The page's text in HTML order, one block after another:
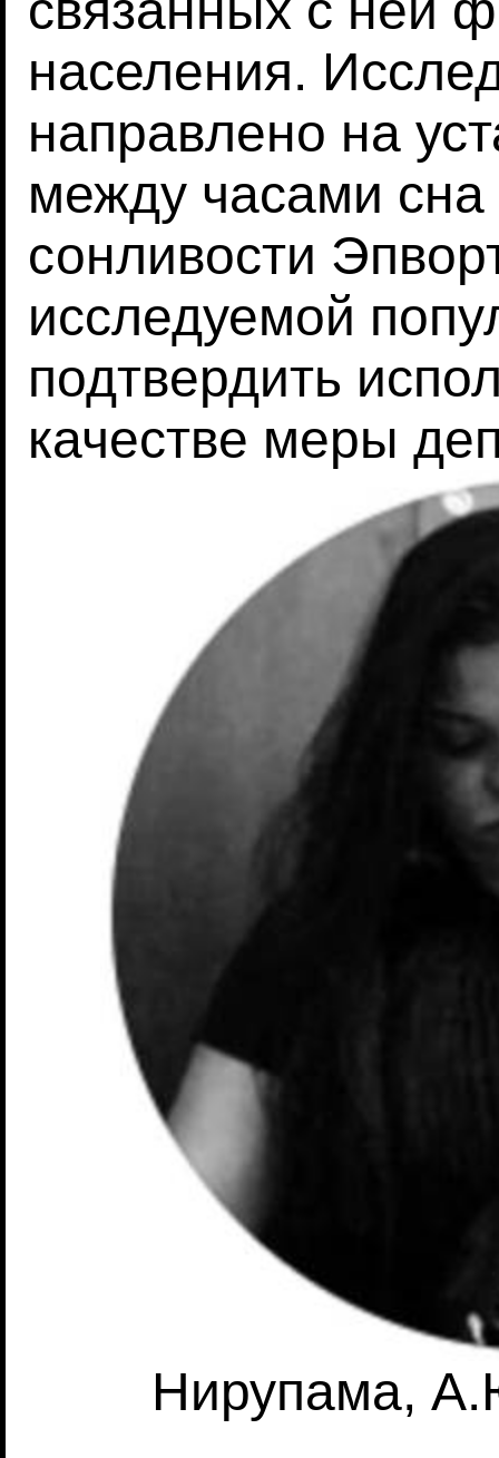
населения.
направлено на
между часами
сонливости
исследуемой
подтвердить
качестве меры
Нирупама,